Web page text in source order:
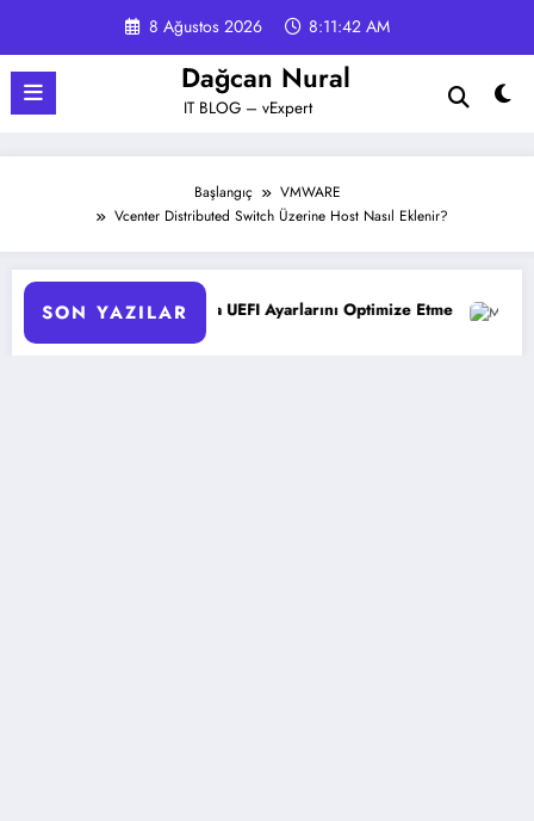
8 Ağustos 2026 8:11:43 AM
Dağcan Nural
IT BLOG – vExpert
Başlangıç
VMWARE
Vcenter Distributed Switch Üzerine Host Nasıl Eklenir?
SON YAZILAR
UEFI Ayarlarını Optimize Etme Microsoft 365